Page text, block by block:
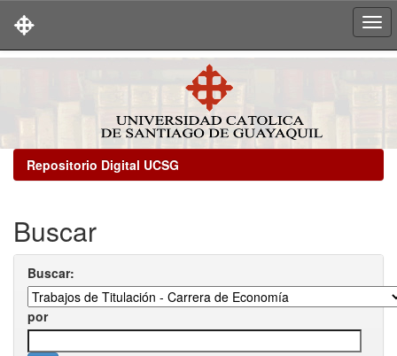
Repositorio Digital UCSG
Buscar
Buscar:
por